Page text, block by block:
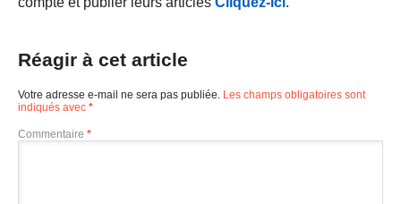
Réagir à cet article
Votre adresse e-mail ne sera pas publiée. Les champs obligatoires sont
indiqués avec *
Commentaire *